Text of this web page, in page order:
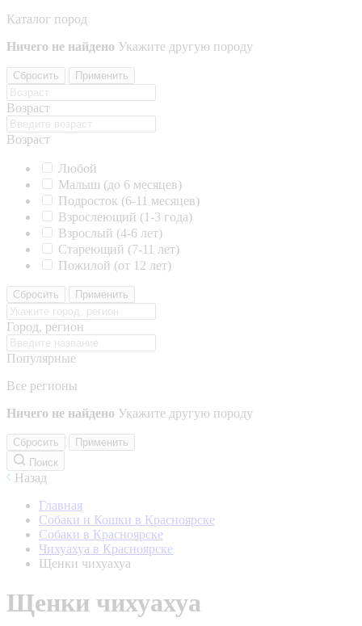
Каталог пород
Ничего не найдено Укажите другую породу
Сбросить Применить
Возраст
Возраст
Любой
Малыш (до 6 месяцев)
Подросток (6-11 месяцев)
Взрослеющий (1-3 года)
Взрослый (4-6 лет)
Стареющий (7-11 лет)
Пожилой (от 12 лет)
Сбросить Применить
Город, регион
Популярные
Все регионы
Ничего не найдено Укажите другую породу
Сбросить
Применить
Поиск
Назад
Главная
Собаки и Кошки в Красноярске
Собаки в Красноярске
Чихуахуа в Красноярске
Щенки чихуахуа
Щенки чихуахуа